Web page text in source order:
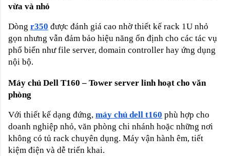
vừa và nhỏ
Dòng r350 được đánh giá cao nhờ thiết kế rack 1U nhỏ
gọn nhưng vẫn đảm bảo hiệu năng ổn định cho các tác vụ
phổ biến như file server, domain controller hay ứng dụng
nội bộ.
Máy chủ Dell T160 – Tower server linh hoạt cho văn
phòng
Với thiết kế dạng đứng, máy chủ dell t160 phù hợp cho
doanh nghiệp nhỏ, văn phòng chi nhánh hoặc những nơi
không có tủ rack chuyên dụng. Máy vận hành êm, tiết
kiệm điện và dễ triển khai.